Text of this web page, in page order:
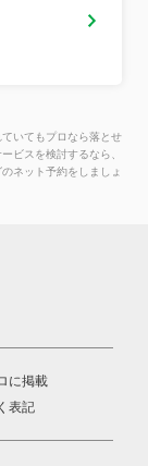
いてもプロなら落とせ
ビスを検討するなら、
ネット予約をしましょ
に掲載
表記